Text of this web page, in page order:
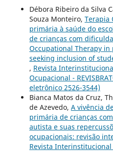
Débora Ribeiro da Silva
Souza Monteiro, Terapia
primária à saúde do
de crianças com
Occupational Therapy
seeking inclusion of
, Revista
Ocupacional -
eletrônico 2526-3544)
Bianca Matos da Cruz,
de Azevedo, A vivência
primária de crianças
autista e suas
ocupacionais: revisão
Revista